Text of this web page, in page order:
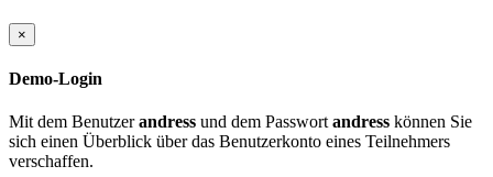
×
Demo-Login
Mit dem Benutzerandress und dem Passwort andress können Sie
sich einen Überblick über das Benutzerkonto eines Teilnehmers
verschaffen.